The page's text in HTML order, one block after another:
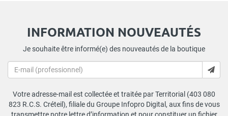
INFORMATION NOUVEAUTÉS
Je souhaite être informé(e) des nouveautés de la boutique
Votre adresse-mail est collectée et traitée par Territorial (403 080
823 R.C.S. Créteil), filiale du Groupe Infopro Digital, aux fins de vous
transmettre notre lettre d’information et pour constituer un fichier